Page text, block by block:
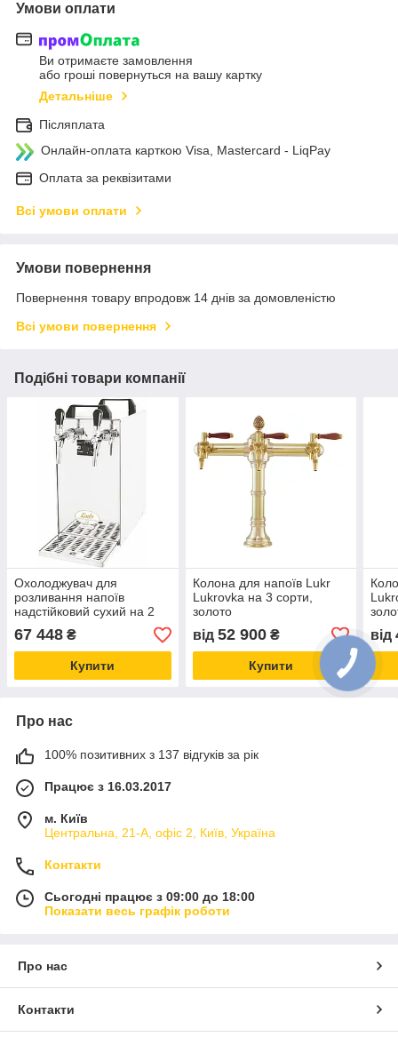
Умови оплати
Ви отримаєте замовлення
або гроші повернуться на вашу картку
Детальніше
Післяплата
Онлайн-оплата карткою Visa, Mastercard - LiqPay
Оплата за реквізитами
Всі умови оплати
Умови повернення
Повернення товару впродовж 14 днів за домовленістю
Всі умови повернення
Подібні товари компанії
Охолоджувач для
розливання напоїв
надстійковий сухий на 2
сорти Kontakt 40/K (40 л/
год) насосом + 2 крани
Lindr Чехія
67 448 ₴
Купити
Колона для напоїв Lukr
Lukrovka на 3 сорти,
золото
від 52 900₴
Купити
від
Про нас
100% позитивних з 137 відгуків за рік
Працює з 16.03.2017
м. Київ
Центральна, 21-А, офіс 2, Київ, Україна
Контакти
Сьогодні працює з 09:00 до 18:00
Показати весь графік роботи
Про нас
Контакти